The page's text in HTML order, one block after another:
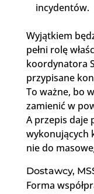
incydentów.
Wyjątkiem
pełni rolę
koordynatora
przypisane
To ważne, bo
zamienić w
A przepis daje
wykonujących
nie do
Dostawcy,
Forma